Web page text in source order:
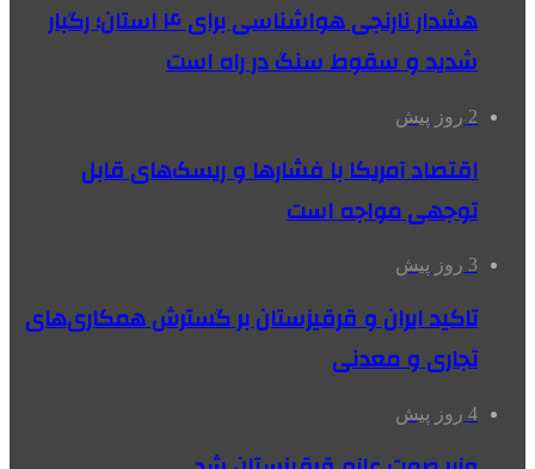
هشدار نارنجی هواشناسی برای ۴ استان؛ رگبار
شدید و سقوط سنگ در راه است
2 روز پیش
اقتصاد آمریکا با فشارها و ریسک‌های قابل
توجهی مواجه است
3 روز پیش
تاکید ایران و قرقیزستان بر گسترش همکاری‌های
تجاری و معدنی
4 روز پیش